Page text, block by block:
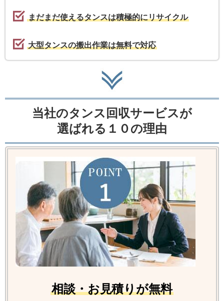
まだまだ使えるタンスは積極的にリサイクル
大型タンスの搬出作業は無料で対応
当社のタンス回収サービスが
選ばれる１０の理由
相談・お見積りが無料